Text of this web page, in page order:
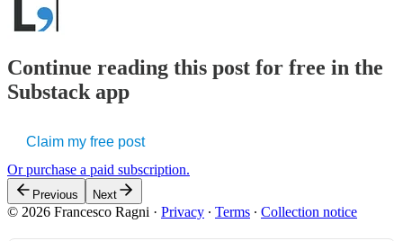
Continue reading this post for free in the
Substack app
Claim my free post
Or purchase a paid subscription.
Previous Next
© 2026 Francesco Ragni · Privacy ∙ Terms ∙ Collection notice